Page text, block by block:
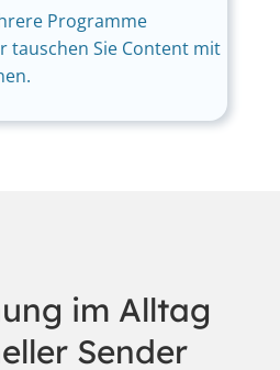
Programme
tauschen Sie Content mit
im Alltag
Sender